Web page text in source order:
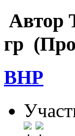
Автор
гр
ВНР